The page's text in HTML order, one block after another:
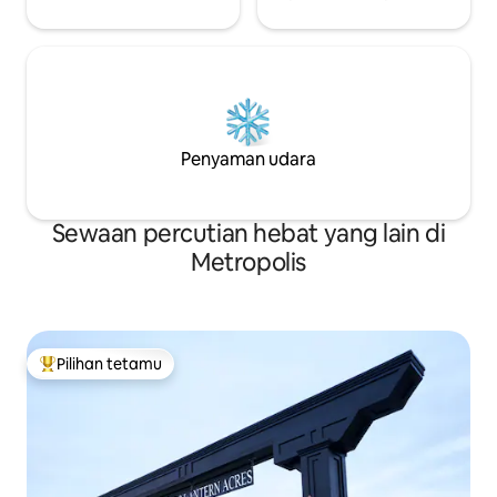
Penyaman udara
Sewaan percutian hebat yang lain di
Metropolis
Pilihan utama tetamu
Pilihan tetamu